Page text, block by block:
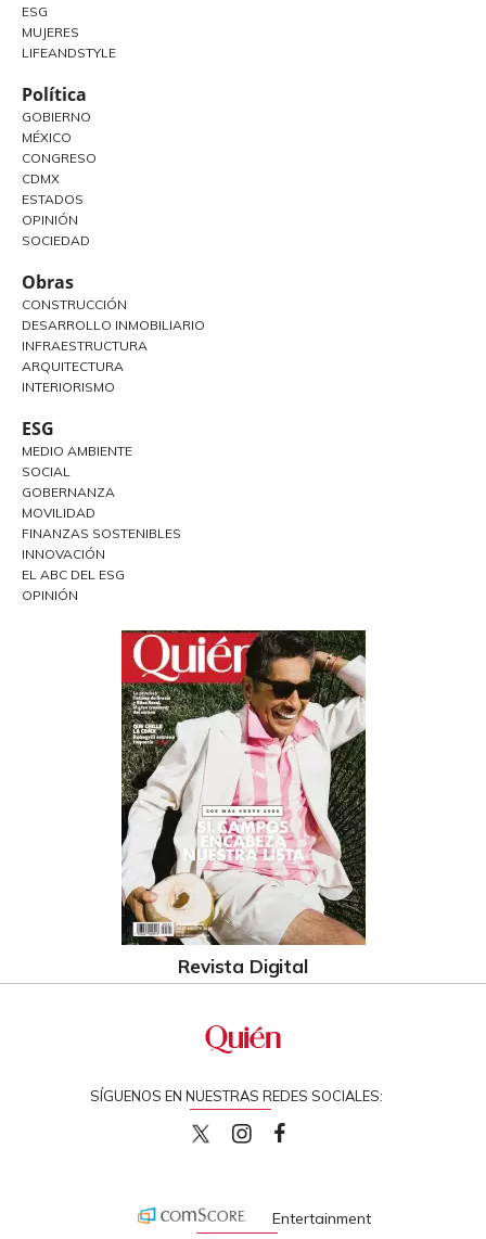
ESG
MUJERES
LIFEANDSTYLE
Política
GOBIERNO
MÉXICO
CONGRESO
CDMX
ESTADOS
OPINIÓN
SOCIEDAD
Obras
CONSTRUCCIÓN
DESARROLLO INMOBILIARIO
INFRAESTRUCTURA
ARQUITECTURA
INTERIORISMO
ESG
MEDIO AMBIENTE
SOCIAL
GOBERNANZA
MOVILIDAD
FINANZAS SOSTENIBLES
INNOVACIÓN
EL ABC DEL ESG
OPINIÓN
Revista Digital
SÍGUENOS EN NUESTRAS REDES SOCIALES:
quiencom
Entertainment